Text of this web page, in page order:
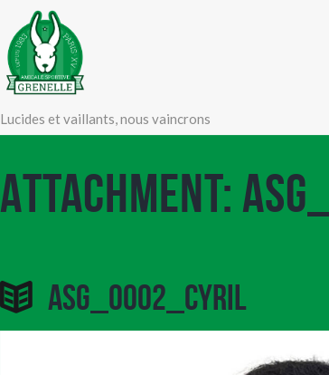
Lucides et vaillants, nous vaincrons
Attachment:
ASG_0002_CYRIL